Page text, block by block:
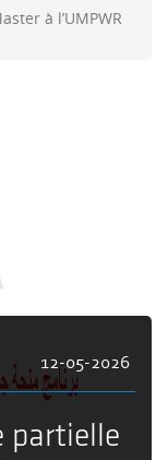
à l’UMPWR
12-05-2026
partielle